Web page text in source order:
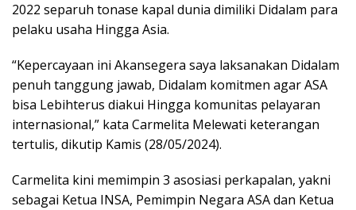
2022 separuh tonase kapal dunia dimiliki Didalam para
pelaku usaha Hingga Asia.
“Kepercayaan ini Akansegera saya laksanakan Didalam
penuh tanggung jawab, Didalam komitmen agar ASA
bisa Lebihterus diakui Hingga komunitas pelayaran
internasional,” kata Carmelita Melewati keterangan
tertulis, dikutip Kamis (28/05/2024).
Carmelita kini memimpin 3 asosiasi perkapalan, yakni
sebagai Ketua INSA, Pemimpin Negara ASA dan Ketua